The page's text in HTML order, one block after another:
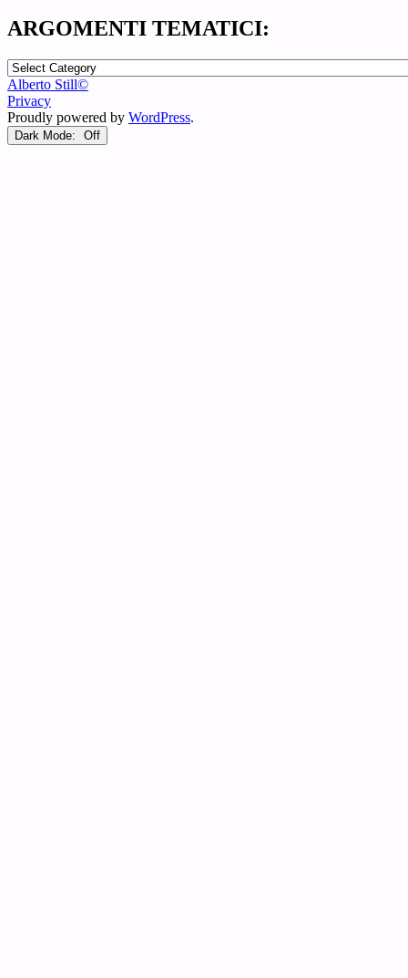
ARGOMENTI TEMATICI:
ARGOMENTI
TEMATICI:
Alberto Still©
Privacy
Proudly powered by WordPress.
Dark Mode: